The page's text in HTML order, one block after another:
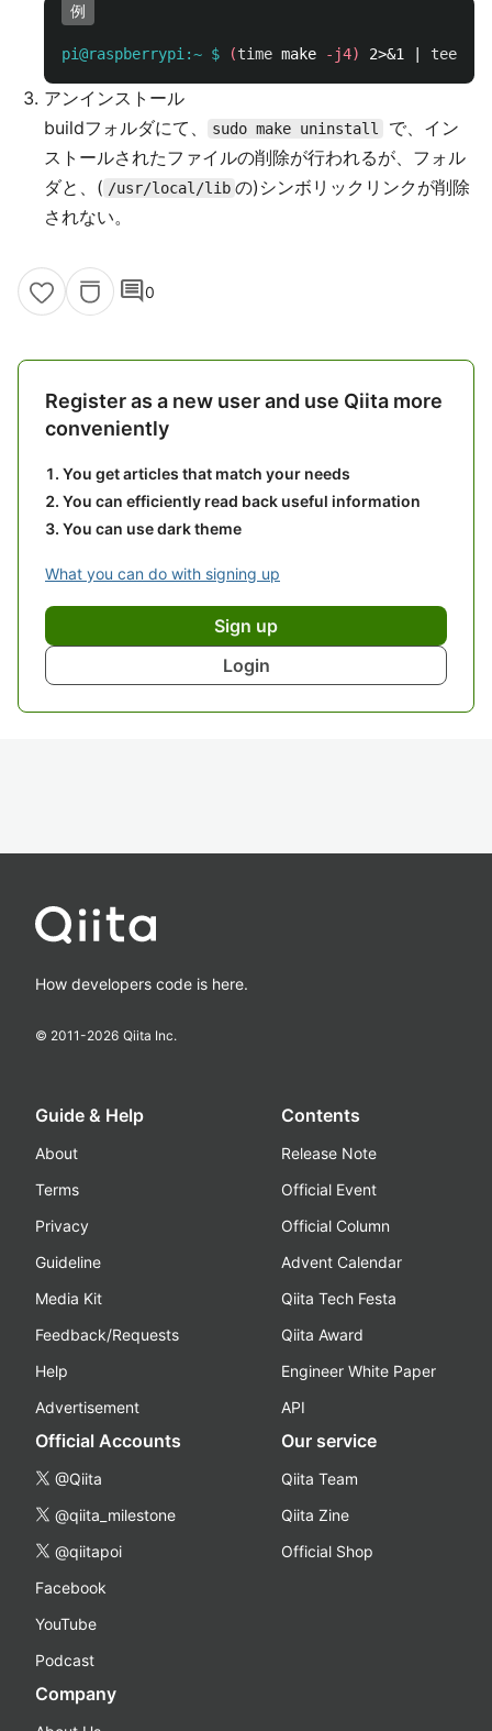
例
pi@raspberrypi:~ $ (time make -j4) 2>&1 | tee
アンインストール
buildフォルダにて、
sudo make uninstall
で、イン
ストールされたファイルの削除が行われるが、フォル
ダと、( /usr/local/lib の)シンボリックリンクが削除
されない。
comment0
Register as a new user and use Qiita more
conveniently
You get articles that match your needs
You can efficiently read back useful information
You can use dark theme
What you can do with signing up
Sign up
Login
How developers code is here.
© 2011-2026 Qiita Inc.
Guide & Help
About
Terms
Privacy
Guideline
Media Kit
Feedback/Requests
Help
Advertisement
Contents
Release Note
Official Event
Official Column
Advent Calendar
Qiita Tech Festa
Qiita Award
Engineer White Paper
API
Official Accounts
@Qiita
@qiita_milestone
@qiitapoi
Facebook
YouTube
Podcast
Our service
Qiita Team
Qiita Zine
Official Shop
Company